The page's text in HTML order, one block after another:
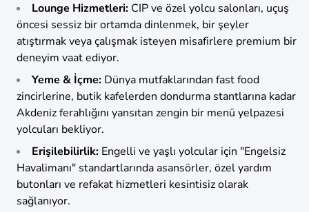
Lounge Hizmetleri: CIP ve özel yolcu salonları, uçuş
öncesi sessiz bir ortamda dinlenmek, bir şeyler
atıştırmak veya çalışmak isteyen misafirlere premium bir
deneyim vaat ediyor.
Yeme & İçme: Dünya mutfaklarından fast food
zincirlerine, butik kafelerden dondurma stantlarına kadar
Akdeniz ferahlığını yansıtan zengin bir menü yelpazesi
yolcuları bekliyor.
Erişilebilirlik: Engelli ve yaşlı yolcular için "Engelsiz
Havalimanı" standartlarında asansörler, özel yardım
butonları ve refakat hizmetleri kesintisiz olarak
sağlanıyor.